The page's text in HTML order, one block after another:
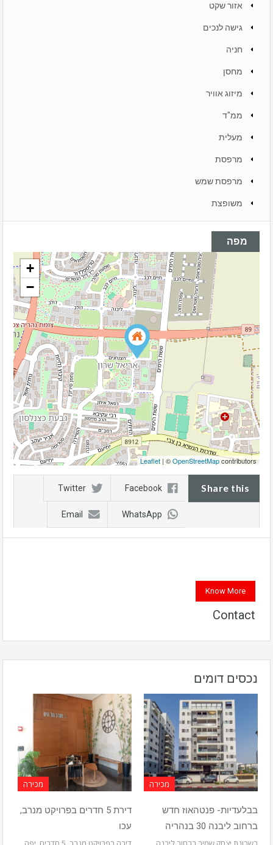
אזור שקט
גישה לנכים
חניה
מחסן
מיזוג אוויר
ממ"ד
מעלית
מרפסת
מרפסת שמש
משופצת
מפה
+
−
Leaflet | ©OpenStreetMapcontributors
Share this
Facebook
Twitter
WhatsApp
Email
Know More
Contact
נכסים דומים
מכירה
בבלעדיות- פנטהאוז חדש
ברחוב ליבנה 30 בנהריה
מכירה
דירת 5 חדרים בפרויקט מנרב,
עכו